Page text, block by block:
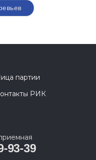
партии
РИК
93-39